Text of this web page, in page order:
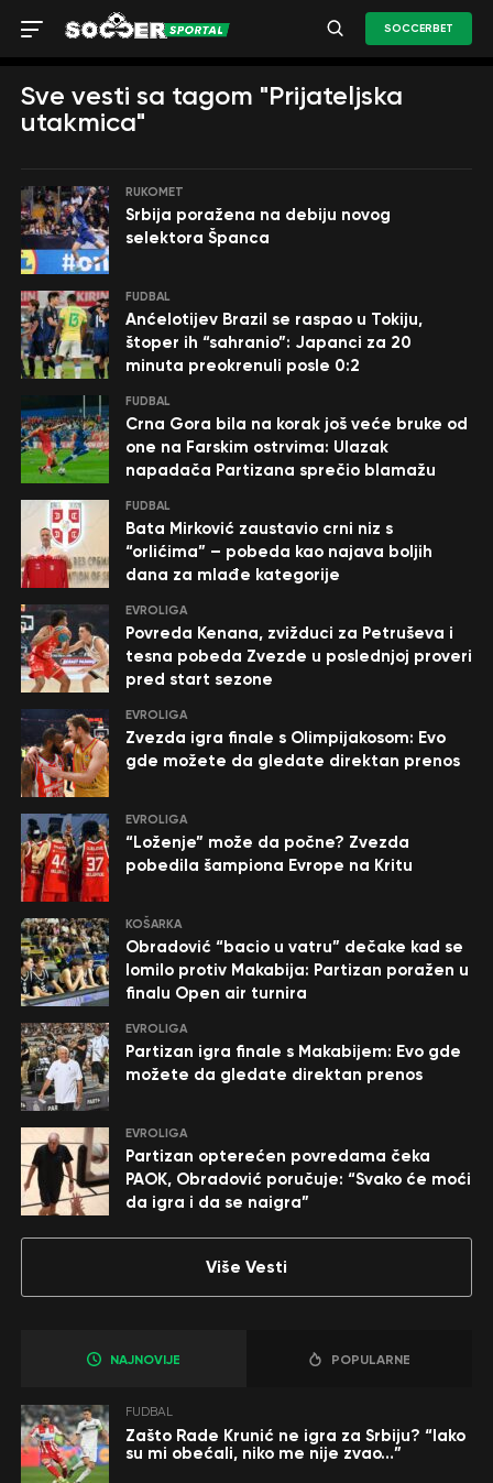
SOCCERBET
Sve vesti sa tagom "Prijateljska
utakmica"
RUKOMET
Srbija poražena na debiju novog
selektora Španca
FUDBAL
Anćelotijev Brazil se raspao u Tokiju,
štoper ih “sahranio”: Japanci za 20
minuta preokrenuli posle 0:2
FUDBAL
Crna Gora bila na korak još veće bruke od
one na Farskim ostrvima: Ulazak
napadača Partizana sprečio blamažu
FUDBAL
Bata Mirković zaustavio crni niz s
“orlićima” – pobeda kao najava boljih
dana za mlađe kategorije
EVROLIGA
Povreda Kenana, zvižduci za Petruševa i
tesna pobeda Zvezde u poslednjoj proveri
pred start sezone
EVROLIGA
Zvezda igra finale s Olimpijakosom: Evo
gde možete da gledate direktan prenos
EVROLIGA
“Loženje” može da počne? Zvezda
pobedila šampiona Evrope na Kritu
KOŠARKA
Obradović “bacio u vatru” dečake kad se
lomilo protiv Makabija: Partizan poražen u
finalu Open air turnira
EVROLIGA
Partizan igra finale s Makabijem: Evo gde
možete da gledate direktan prenos
EVROLIGA
Partizan opterećen povredama čeka
PAOK, Obradović poručuje: “Svako će moći
da igra i da se naigra”
Više Vesti
NAJNOVIJE POPULARNE
FUDBAL
Zašto Rade Krunić ne igra za Srbiju? “Iako
su mi obećali, niko me nije zvao…”